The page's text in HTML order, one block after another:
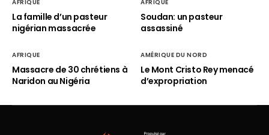
AFRIQUE
La famille d’un pasteur
nigérian massacrée
AFRIQUE
Soudan: un pasteur
assassiné
AFRIQUE
Massacre de 30 chrétiens à
Naridon au Nigéria
AMÉRIQUE DU NORD
Le Mont Cristo Rey menacé
d’expropriation